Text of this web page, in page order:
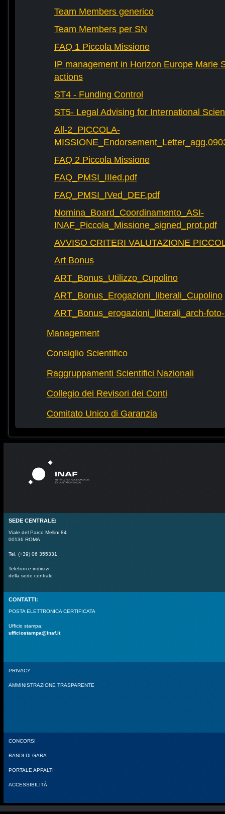
Team Members generico
Team Members per SN
FAQ 1 Piccola Missione
IP management in Horizon Europe Marie
actions
ST4 - Funding Control
ST5- Legal Advising for International
All-2_PICCOLA-
FAQ 2 Piccola Missione
FAQ_PMSI_IIIed.pdf
FAQ_PMSI_IVed_DEF.pdf
Nomina_Board_Coordinamento_ASI-
INAF_Piccola_Missione_signed_prot.pdf
AVVISO CRITERI VALUTAZIONE
Art Bonus
ART_Bonus_Utilizzo_Cupolino
ART_Bonus_Erogazioni_liberali_Cupolino
ART_Bonus_erogazioni_liberali_arch-
Management
Consiglio Scientifico
Raggruppamenti Scientifici Nazionali
Collegio dei Revisori dei Conti
Comitato Unico di Garanzia
SEDE CENTRALE:
Viale del Parco Mellini 84
00136 ROMA
Tel. (+39) 06 355331
Telefoni e indirizzi
della sede centrale
CONTATTI:
POSTA ELETTRONICA CERTIFICATA
Ufficio stampa:
ufficiostampa@inaf.it
PRIVACY
AMMINISTRAZIONE TRASPARENTE
CONCORSI
BANDI DI GARA
PORTALE APPALTI
ACCESSIBILITÀ